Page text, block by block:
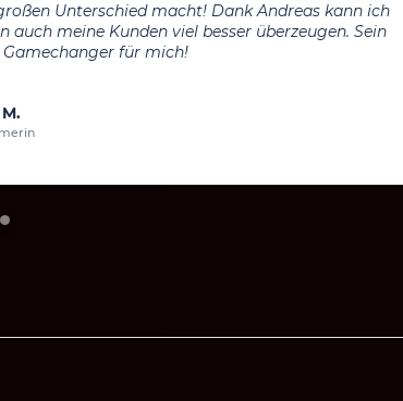
hat mir so klare, direkt umsetzbare Techniken
und seine Methoden funktionieren sofort.
K.